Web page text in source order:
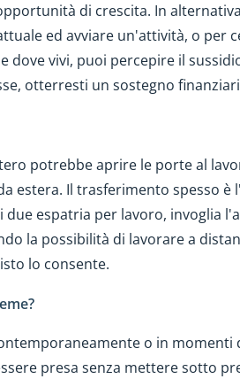
di crescita. In
ed avviare un'attività, o per
dove vivi, puoi percepire il
otterresti un sostegno
potrebbe aprire le porte al
estera. Il trasferimento spesso
due espatria per lavoro, invoglia
la possibilità di lavorare a
lo consente.
o in
presa senza mettere sotto